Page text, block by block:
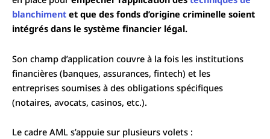
blanchiment et que des fonds d’origine criminelle soient
intégrés dans le système financier légal.
Son champ d’application couvre à la fois les institutions
financières (banques, assurances, fintech) et les
entreprises soumises à des obligations spécifiques
(notaires, avocats, casinos, etc.).
Le cadre AML s’appuie sur plusieurs volets :